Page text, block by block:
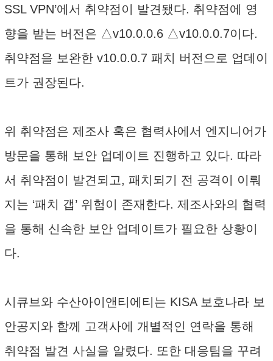
SSL VPN’에서 취약점이 발견됐다. 취약점에 영
향을 받는 버전은 △v10.0.0.6 △v10.0.0.7이다.
취약점을 보완한 v10.0.0.7 패치 버전으로 업데이
트가 권장된다.
위 취약점은 제조사 혹은 협력사에서 엔지니어가
방문을 통해 보안 업데이트 진행하고 있다. 따라
서 취약점이 발견되고, 패치되기 전 공격이 이뤄
지는 ‘패치 갭’ 위험이 존재한다. 제조사와의 협력
을 통해 신속한 보안 업데이트가 필요한 상황이
다.
시큐브와 수산아이앤티에티는 KISA 보호나라 보
안공지와 함께 고객사에 개별적인 연락을 통해
취약점 발견 사실을 알렸다. 또한 대응팀을 꾸려